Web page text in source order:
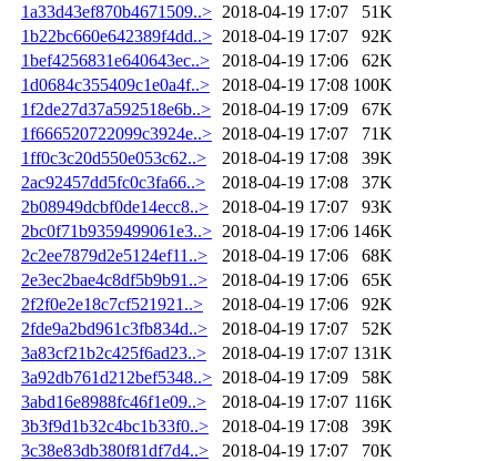
1a33d43ef870b4671509..> 2018-04-19 17:07
51K
1b22bc660e642389f4dd..> 2018-04-19 17:07
92K
1bef4256831e640643ec..>
2018-04-19 17:06
62K
1d0684c355409c1e0a4f..>
2018-04-19 17:08 100K
1f2de27d37a592518e6b..>
2018-04-19 17:09
67K
1f666520722099c3924e..> 2018-04-19 17:07
71K
1ff0c3c20d550e053c62..>
2018-04-19 17:08
39K
2ac92457dd5fc0c3fa66..>
2018-04-19 17:08
37K
2b08949dcbf0de14ecc8..>
2018-04-19 17:07
93K
2bc0f71b9359499061e3..> 2018-04-19 17:06 146K
2c2ee7879d2e5124ef11..>
2018-04-19 17:06
68K
2e3ec2bae4c8df5b9b91..>
2018-04-19 17:06
65K
2f2f0e2e18c7cf521921..>
2018-04-19 17:06
92K
2fde9a2bd961c3fb834d..>
2018-04-19 17:07
52K
3a83cf21b2c425f6ad23..>
2018-04-19 17:07 131K
3a92db761d212bef5348..> 2018-04-19 17:09
58K
3abd16e8988fc46f1e09..>
2018-04-19 17:07 116K
3b3f9d1b32c4bc1b33f0..>
2018-04-19 17:08
39K
3c38e83db380f81df7d4..>
2018-04-19 17:07
70K